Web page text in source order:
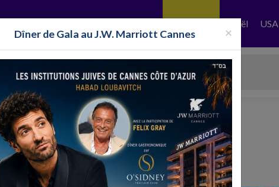
Israël USA
Toutes les surveillances
Souccot 2025 Estepona
×
Dîner de Gala au J.W. Marriott Cannes